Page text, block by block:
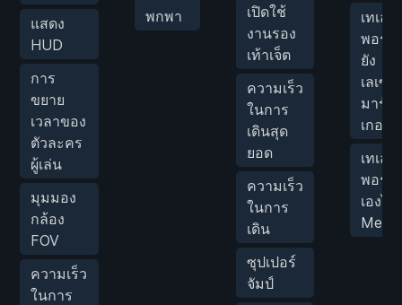
แสดง
HUD
การ
ขยาย
เวลาของ
ตัวละคร
ผู้เล่น
มุมมอง
กล้อง
FOV
ความเร็ว
ในการ
พกพา
เปิดใช้
งานรอง
เท้าเจ็ต
ความเร็ว
ในการ
เดินสุด
ยอด
ความเร็ว
ในการ
เดิน
ซุปเปอร์
จัมป์
เทเล
พอร์ต
ยัง
เลเซอ
มาร์ก
เกอร์
เทเล
พอร์ต
เองไป